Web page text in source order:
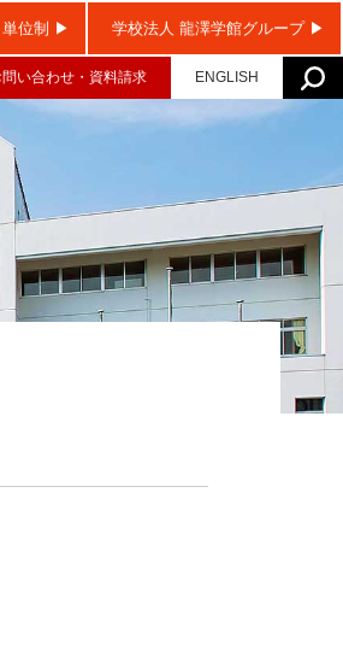
位制 学校法人 龍澤学館グループ
い合わせ・資料請求 ENGLISH
位制 学校法人 龍澤学館グループ